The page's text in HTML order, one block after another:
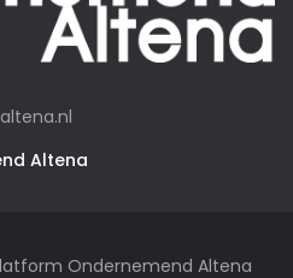
Altena
Ondernemend Altena